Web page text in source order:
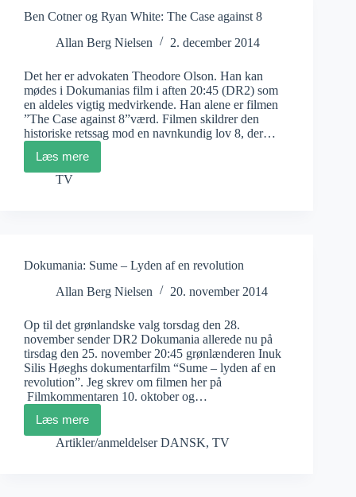
Ben Cotner og Ryan White: The Case against 8
Allan Berg Nielsen
2. december 2014
Det her er advokaten Theodore Olson. Han kan
mødes i Dokumanias film i aften 20:45 (DR2) som
en aldeles vigtig medvirkende. Han alene er filmen
”The Case against 8”værd. Filmen skildrer den
historiske retssag mod en navnkundig lov 8, der…
Læs mere
Ben
Cotner
8
TV
Dokumania: Sume – Lyden af en revolution
Allan Berg Nielsen
20. november 2014
Op til det grønlandske valg torsdag den 28.
november sender DR2 Dokumania allerede nu på
tirsdag den 25. november 20:45 grønlænderen Inuk
Silis Høeghs dokumentarfilm “Sume – lyden af en
revolution”. Jeg skrev om filmen her på
Filmkommentaren 10. oktober og…
Læs mereDokumania:
Sume
Artikler/anmeldelser DANSK, TV